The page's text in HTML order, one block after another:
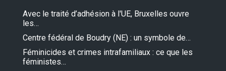
Avec le traité d’adhésion à l'UE, Bruxelles ouvre
les…
Centre fédéral de Boudry (NE) : un symbole de…
Féminicides et crimes intrafamiliaux : ce que les
féministes…